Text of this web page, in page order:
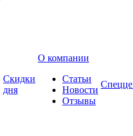
Скидки
дня
О компании
Статьи
Новости
Отзывы